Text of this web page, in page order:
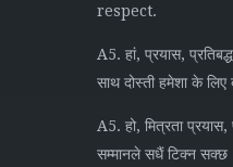
respect.
A5. हां, प्रयास,
साथ दोस्ती हमेशा के
A5. हो, मित्रता प्रयास,
सम्मानले सधैं टिक्न सक्छ।